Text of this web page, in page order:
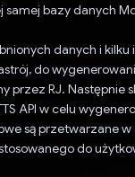
samej bazy danych
danych i kilku
do
przez RJ. Następnie
API w celu
są przetwarzane
do